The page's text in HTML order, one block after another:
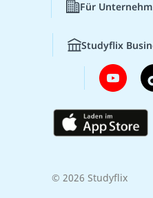
Für
Studyflix
© 2026 Studyflix